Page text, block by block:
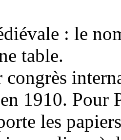
: le
table.
1910.
les